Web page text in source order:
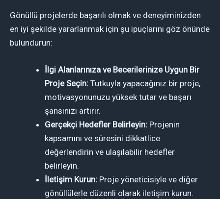
Gönüllü projelerde başarılı olmak ve deneyiminizden
en iyi şekilde yararlanmak için şu ipuçlarını göz önünde
bulundurun:
İlgi Alanlarınıza ve Becerilerinize Uygun Bir
Proje Seçin: Tutkuyla yapacağınız bir proje,
motivasyonunuzu yüksek tutar ve başarı
şansınızı artırır.
Gerçekçi Hedefler Belirleyin: Projenin
kapsamını ve süresini dikkatlice
değerlendirin ve ulaşılabilir hedefler
belirleyin.
İletişim Kurun: Proje yöneticisiyle ve diğer
gönüllülerle düzenli olarak iletişim kurun.